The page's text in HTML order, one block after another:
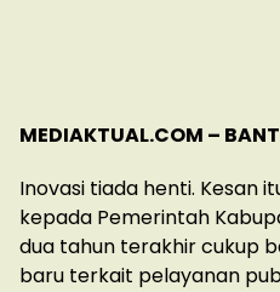
MEDIAKTUAL.COM –
Inovasi tiada henti. Kesan
kepada Pemerintah
dua tahun terakhir cukup
baru terkait pelayanan